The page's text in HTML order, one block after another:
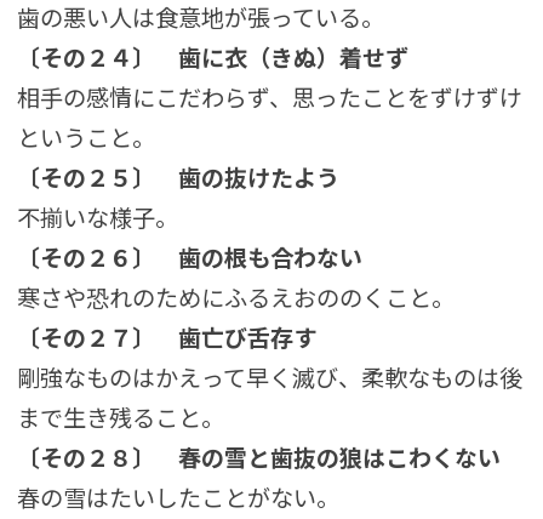
歯の悪い人は食意地が張っている。
〔その２４〕
歯に衣（きぬ）着せず
相手の感情にこだわらず、思ったことをずけずけ
ということ。
〔その２５〕
歯の抜けたよう
不揃いな様子。
〔その２６〕
歯の根も合わない
寒さや恐れのためにふるえおののくこと。
〔その２７〕
歯亡び舌存す
剛強なものはかえって早く滅び、柔軟なものは後
まで生き残ること。
〔その２８〕
春の雪と歯抜の狼はこわくない
春の雪はたいしたことがない。